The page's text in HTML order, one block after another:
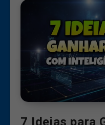
7 Ideias para